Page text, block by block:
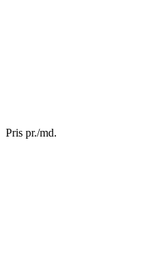
Pris pr./md.